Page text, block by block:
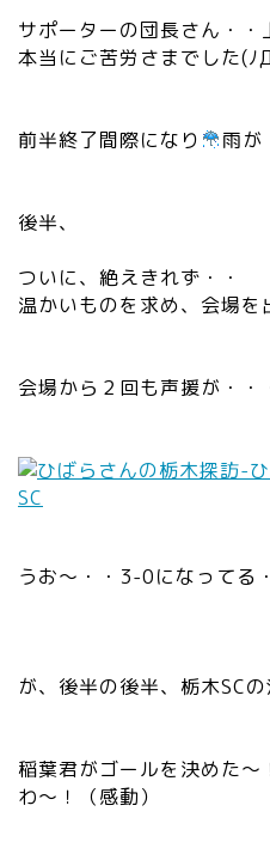
サポーターの団長さん・・
本当にご苦労さまでした(ﾉ
前半終了間際になり 雨が
後半、
ついに、絶えきれず・・
温かいものを求め、会場を
会場から２回も声援が・
うお～・・3-0になってる
が、後半の後半、栃木SCの
稲葉君がゴールを決めた～
わ～！（感動）